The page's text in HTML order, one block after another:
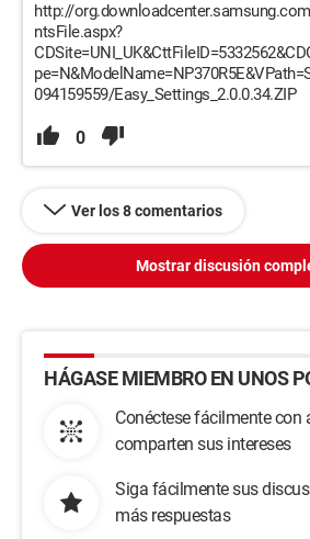
http://
ntsFile.aspx?
094159559/Easy_Settings_2.0.0.34.ZIP
0
Ver los 8 comentarios
Mostrar discusión
HÁGASE MIEMBRO EN UNOS
Conéctese fácilmente con
comparten sus intereses
Siga fácilmente sus
más respuestas